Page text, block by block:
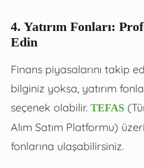
4. Yatırım Fonları:
Edin
Finans piyasalarını takip
bilginiz yoksa, yatırım
seçenek olabilir. TEFAS
Alım Satım Platformu)
fonlarına ulaşabilirsiniz.